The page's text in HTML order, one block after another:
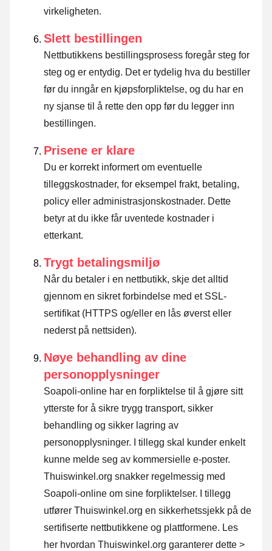
virkeligheten.
Slett bestillingen
Nettbutikkens bestillingsprosess foregår steg for
steg og er entydig. Det er tydelig hva du bestiller
før du inngår en kjøpsforpliktelse, og du har en
ny sjanse til å rette den opp før du legger inn
bestillingen.
Prisene er klare
Du er korrekt informert om eventuelle
tilleggskostnader, for eksempel frakt, betaling,
policy eller administrasjonskostnader. Dette
betyr at du ikke får uventede kostnader i
etterkant.
Trygt betalingsmiljø
Når du betaler i en nettbutikk, skje det alltid
gjennom en sikret forbindelse med et SSL-
sertifikat (HTTPS og/eller en lås øverst eller
nederst på nettsiden).
Nøye behandling av dine
personopplysninger
Soapoli-online har en forpliktelse til å gjøre sitt
ytterste for å sikre trygg transport, sikker
behandling og sikker lagring av
personopplysninger. I tillegg skal kunder enkelt
kunne melde seg av kommersielle e-poster.
Thuiswinkel.org snakker regelmessig med
Soapoli-online om sine forpliktelser. I tillegg
utfører Thuiswinkel.org en sikkerhetssjekk på de
sertifiserte nettbutikkene og plattformene. Les
her hvordan Thuiswinkel.org garanterer dette >